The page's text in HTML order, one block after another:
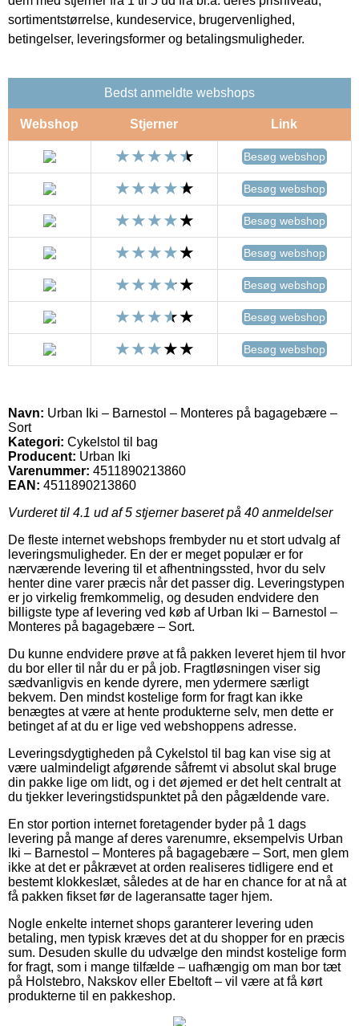
sortimentstørrelse, kundeservice, brugervenlighed,
betingelser, leveringsformer og betalingsmuligheder.
Bedst anmeldte webshops
Webshop Stjerner Link
Besøg webshop
Besøg webshop
Besøg webshop
Besøg webshop
Besøg webshop
Besøg webshop
Besøg webshop
Navn: Urban Iki – Barnestol – Monteres på bagagebære –
Sort
Kategori: Cykelstol til bag
Producent: Urban Iki
Varenummer: 4511890213860
EAN: 4511890213860
Vurderet til 4.1 ud af 5 stjerner baseret på 40 anmeldelser
De fleste internet webshops frembyder nu et stort udvalg af
leveringsmuligheder. En der er meget populær er for
nærværende levering til et afhentningssted, hvor du selv
henter dine varer præcis når det passer dig. Leveringstypen
er jo virkelig fremkommelig, og desuden endvidere den
billigste type af levering ved køb af Urban Iki – Barnestol –
Monteres på bagagebære – Sort.
Du kunne endvidere prøve at få pakken leveret hjem til hvor
du bor eller til når du er på job. Fragtløsningen viser sig
sædvanligvis en kende dyrere, men ydermere særligt
bekvem. Den mindst kostelige form for fragt kan ikke
benægtes at være at hente produkterne selv, men dette er
betinget af at du er lige ved webshoppens adresse.
Leveringsdygtigheden på Cykelstol til bag kan vise sig at
være ualmindeligt afgørende såfremt vi absolut skal bruge
din pakke lige om lidt, og i det øjemed er det helt centralt at
du tjekker leveringstidspunktet på den pågældende vare.
En stor portion internet foretagender byder på 1 dags
levering på mange af deres varenumre, eksempelvis Urban
Iki – Barnestol – Monteres på bagagebære – Sort, men glem
ikke at det er påkrævet at orden realiseres tidligere end et
bestemt klokkeslæt, således at de har en chance for at nå at
få pakken fikset før de lageransatte tager hjem.
Nogle enkelte internet shops garanterer levering uden
betaling, men typisk kræves det at du shopper for en præcis
sum. Desuden skulle du udvælge den mindst kostelige form
for fragt, som i mange tilfælde – uafhængig om man bor tæt
på Holstebro, Nakskov eller Ebeltoft – vil være at få kørt
produkterne til en pakkeshop.